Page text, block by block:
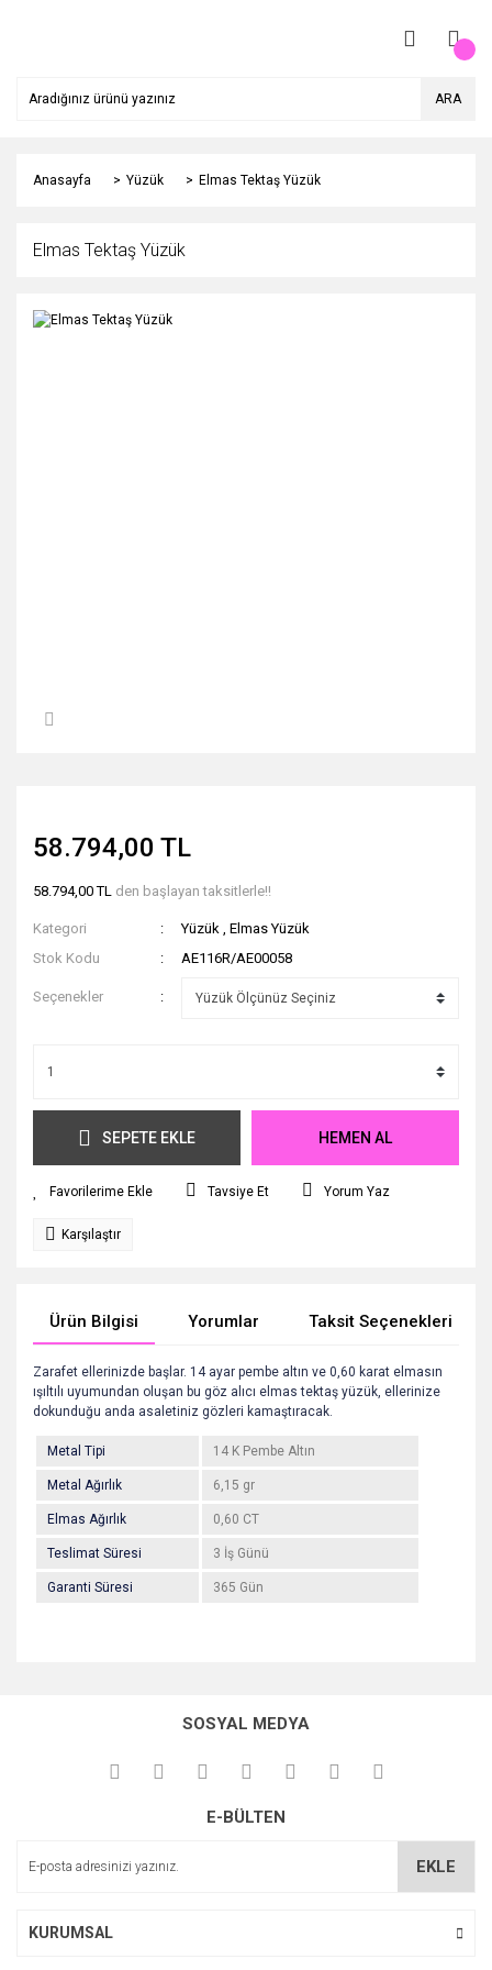
ARA
Anasayfa Yüzük Elmas Tektaş Yüzük
Elmas Tektaş Yüzük
58.794,00 TL
58.794,00 TL den başlayan taksitlerle!!
Kategori Yüzük ,Elmas Yüzük
Stok Kodu
AE116R/AE00058
Seçenekler
SEPETE EKLE HEMEN AL
Tavsiye Et Yorum Yaz
Karşılaştır
Ürün Bilgisi Yorumlar Taksit Seçenekleri
Zarafet ellerinizde başlar. 14 ayar pembe altın ve 0,60 karat elmasın
ışıltılı uyumundan oluşan bu göz alıcı elmas tektaş yüzük, ellerinize
dokunduğu anda asaletiniz gözleri kamaştıracak.
Metal Tipi 14 K Pembe Altın
Metal Ağırlık 6,15 gr
Elmas Ağırlık 0,60 CT
Teslimat Süresi 3 İş Günü
Garanti Süresi 365 Gün
kullanarak tarafımıza iletebilirsiniz.
Görüş ve önerileriniz için teşekkür ederiz.
Ürün açıklamasında eksik bilgiler bulunuyor.
SOSYAL MEDYA
E-BÜLTEN
EKLE
KURUMSAL